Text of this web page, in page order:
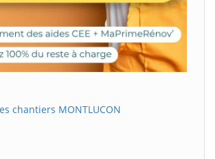
chantiers MONTLUCON